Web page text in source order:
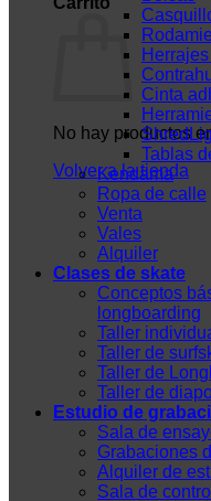
No hay productos
Volver a la tienda
Cinta
Tablas
Kendama
Ropa de calle
Venta
Vales
Alquiler
Clases de skate
Conceptos
longboarding
Taller
Taller de
Taller de
Taller de
Estudio de
Sala de
Grabaciones
Alquiler de
Sala de control